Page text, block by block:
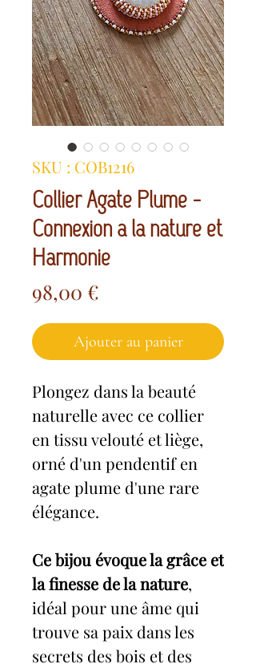
SKU : COB1216
Collier Agate Plume -
Connexion à la nature et
Harmonie
98,00 €
Ajouter au panier
Plongez dans la beauté
naturelle avec ce collier
en tissu velouté et liège,
orné d'un pendentif en
agate plume d'une rare
élégance.
Ce bijou évoque la grâce et
la finesse de la nature,
idéal pour une âme qui
trouve sa paix dans les
secrets des bois et des